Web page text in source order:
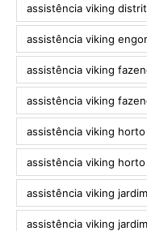
assistência viking
assistência viking
assistência viking
assistência viking
assistência viking
assistência viking
assistência viking
assistência viking